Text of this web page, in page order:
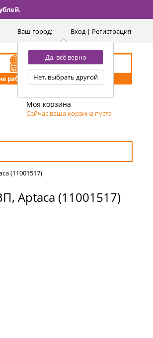
Ваш город:
Да, всё верно
Нет, выбрать другой
Вход | Регистрация
Моя корзина
Сейчас ваша корзина пуста
(11001517)
Aptaca (11001517)